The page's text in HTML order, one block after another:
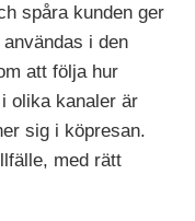
spåra kunden ger
i den
att följa hur
olika kanaler är
sig i köpresan.
med rätt